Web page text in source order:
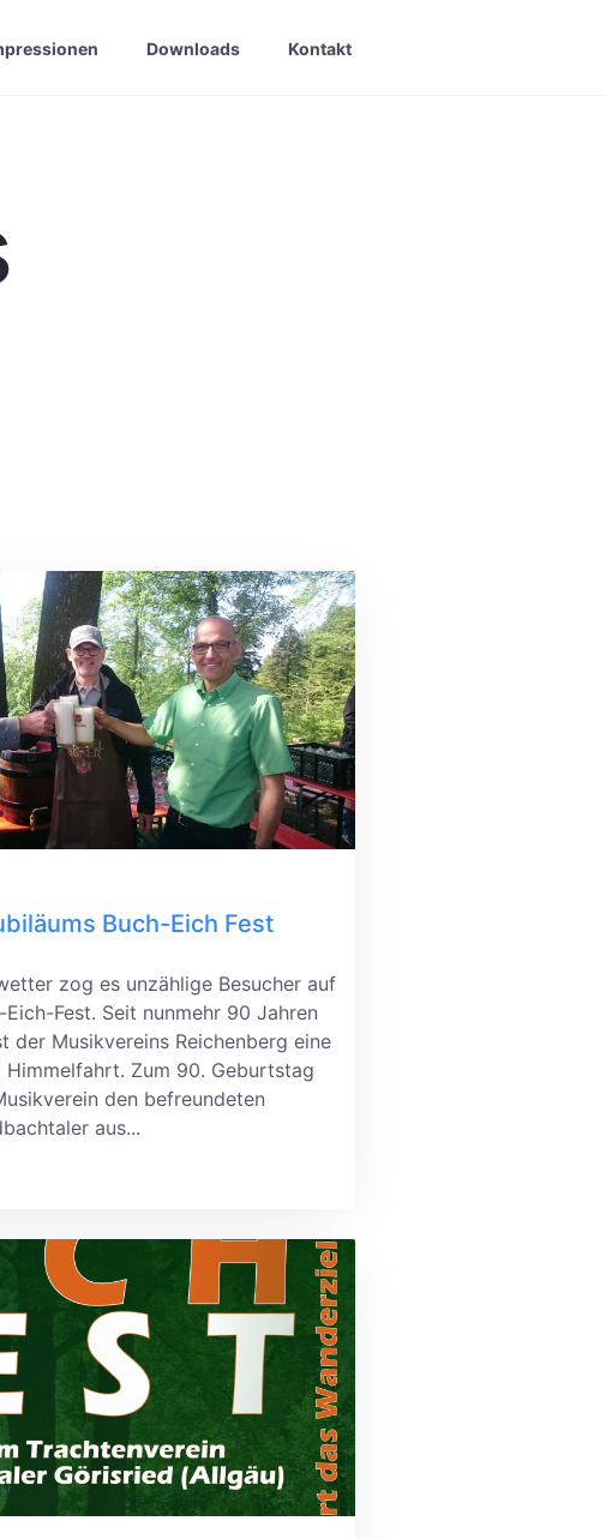
Downloads Kontakt
Buch-Eich Fest
zog es unzählige Besucher auf
Fest. Seit nunmehr 90 Jahren
der Musikvereins Reichenberg eine
Zum 90. Geburtstag
den befreundeten
aus...